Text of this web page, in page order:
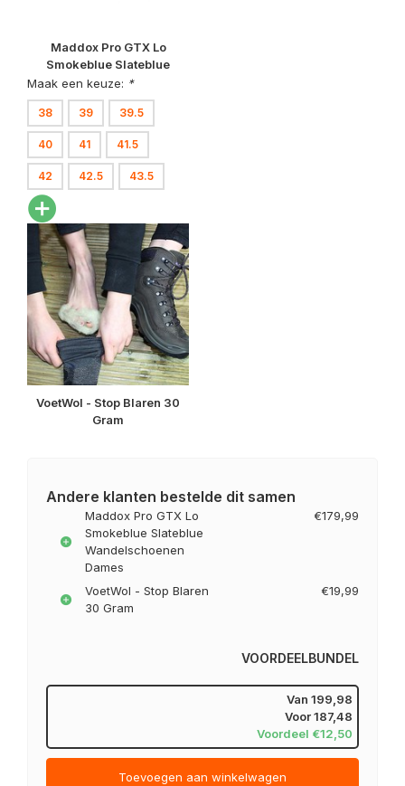
Maddox Pro GTX Lo
Smokeblue Slateblue
Wandelschoenen Dames
Maak een keuze: *
38 39 39.5
40 41 41.5
42 42.5 43.5
VoetWol - Stop Blaren 30
Gram
Andere klanten bestelde dit samen
Maddox Pro GTX Lo
Smokeblue Slateblue
Wandelschoenen
Dames
€179,99
VoetWol - Stop Blaren
30 Gram
€19,99
VOORDEELBUNDEL
Van 199,98
Voor187,48
Voordeel €12,50
Toevoegen aan winkelwagen